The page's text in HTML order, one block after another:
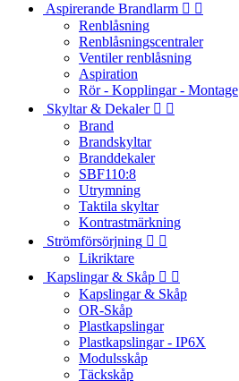
Aspirerande Brandlarm  
Renblåsning
Renblåsningscentraler
Ventiler renblåsning
Aspiration
Rör - Kopplingar - Montage
Skyltar & Dekaler  
Brand
Brandskyltar
Branddekaler
SBF110:8
Utrymning
Taktila skyltar
Kontrastmärkning
Strömförsörjning  
Likriktare
Kapslingar & Skåp  
Kapslingar & Skåp
OR-Skåp
Plastkapslingar
Plastkapslingar - IP6X
Modulsskåp
Täckskåp